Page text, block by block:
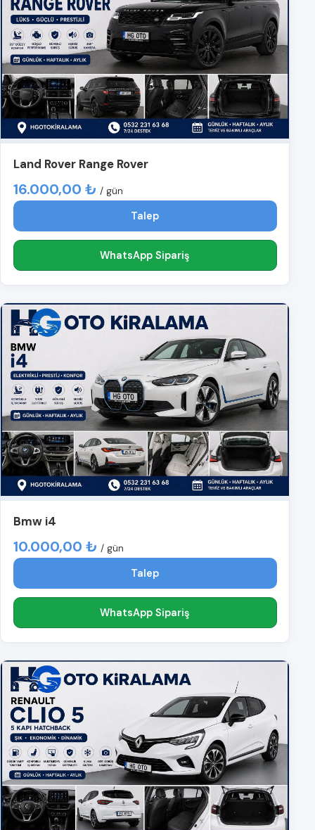
Land Rover Range Rover
16.000,00 ₺ / gün
Talep
WhatsApp Sipariş
Bmw i4
10.000,00 ₺ / gün
Talep
WhatsApp Sipariş